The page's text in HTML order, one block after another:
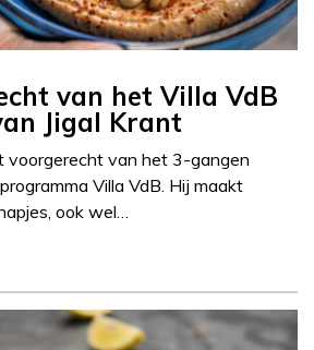
van het Villa VdB
Jigal Krant
voorgerecht van het 3-gangen
Villa VdB. Hij maakt
ook wel…